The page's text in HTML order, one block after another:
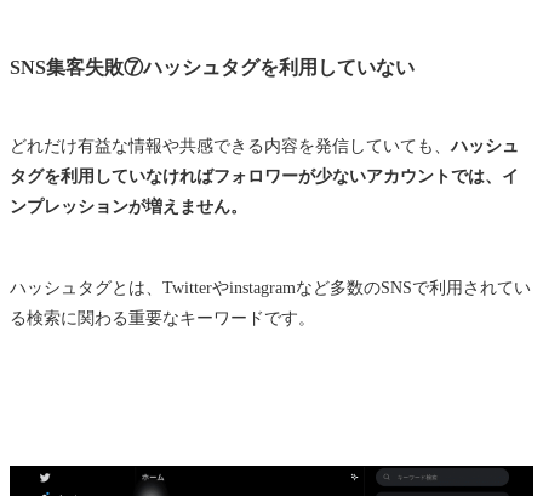
SNS集客失敗⑦ハッシュタグを利用していない
どれだけ有益な情報や共感できる内容を発信していても、ハッシュ
タグを利用していなければフォロワーが少ないアカウントでは、イ
ンプレッションが増えません。
ハッシュタグとは、Twitterやinstagramなど多数のSNSで利用されてい
る検索に関わる重要なキーワードです。